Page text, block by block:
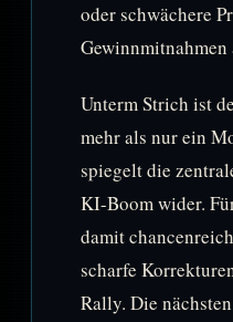
oder schwächere
Gewinnmitnahmen
Unterm Strich ist
mehr als nur ein
spiegelt die
KI-Boom wider.
damit
scharfe
Rally. Die